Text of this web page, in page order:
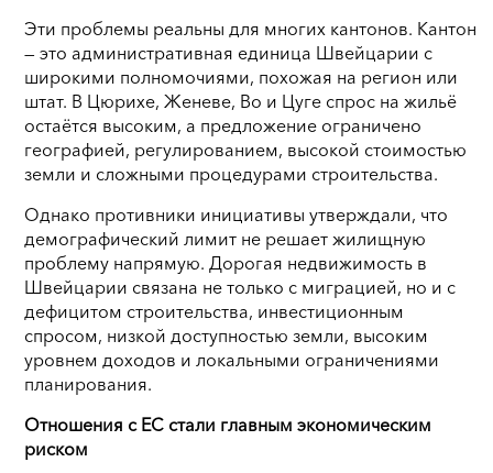
Эти проблемы реальны для многих кантонов. Кантон
— это административная единица Швейцарии с
широкими полномочиями, похожая на регион или
штат. В Цюрихе, Женеве, Во и Цуге спрос на жильё
остаётся высоким, а предложение ограничено
географией, регулированием, высокой стоимостью
земли и сложными процедурами строительства.
Однако противники инициативы утверждали, что
демографический лимит не решает жилищную
проблему напрямую. Дорогая недвижимость в
Швейцарии связана не только с миграцией, но и с
дефицитом строительства, инвестиционным
спросом, низкой доступностью земли, высоким
уровнем доходов и локальными ограничениями
планирования.
Отношения с ЕС стали главным экономическим
риском